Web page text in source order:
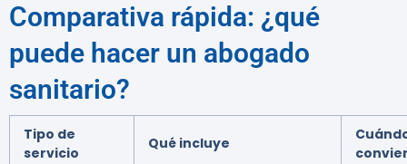
Comparativa rápida: ¿qué
puede hacer un abogado
sanitario?
Tipo de
servicio
Qué incluye